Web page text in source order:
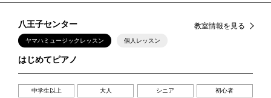
八王子センター 教室情報を見る
ヤマハミュージックレッスン 個人レッスン
はじめてピアノ
中学生以上 大人 シニア 初心者